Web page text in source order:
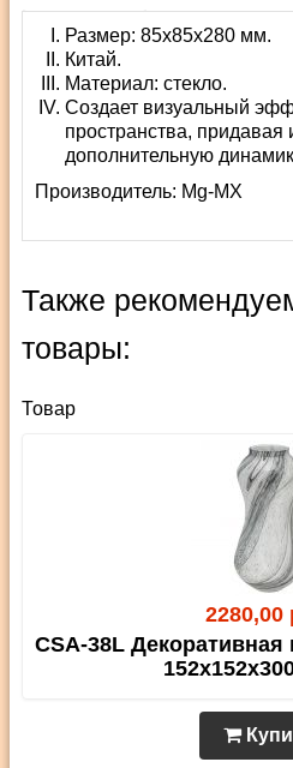
Размер: 85х85х280 мм.
Китай.
Материал: стекло.
Создает визуальный
пространства, придавая
дополнительную
Производитель: Mg-MX
Также
товары:
Товар
2280,00
CSA-38L Декоративная